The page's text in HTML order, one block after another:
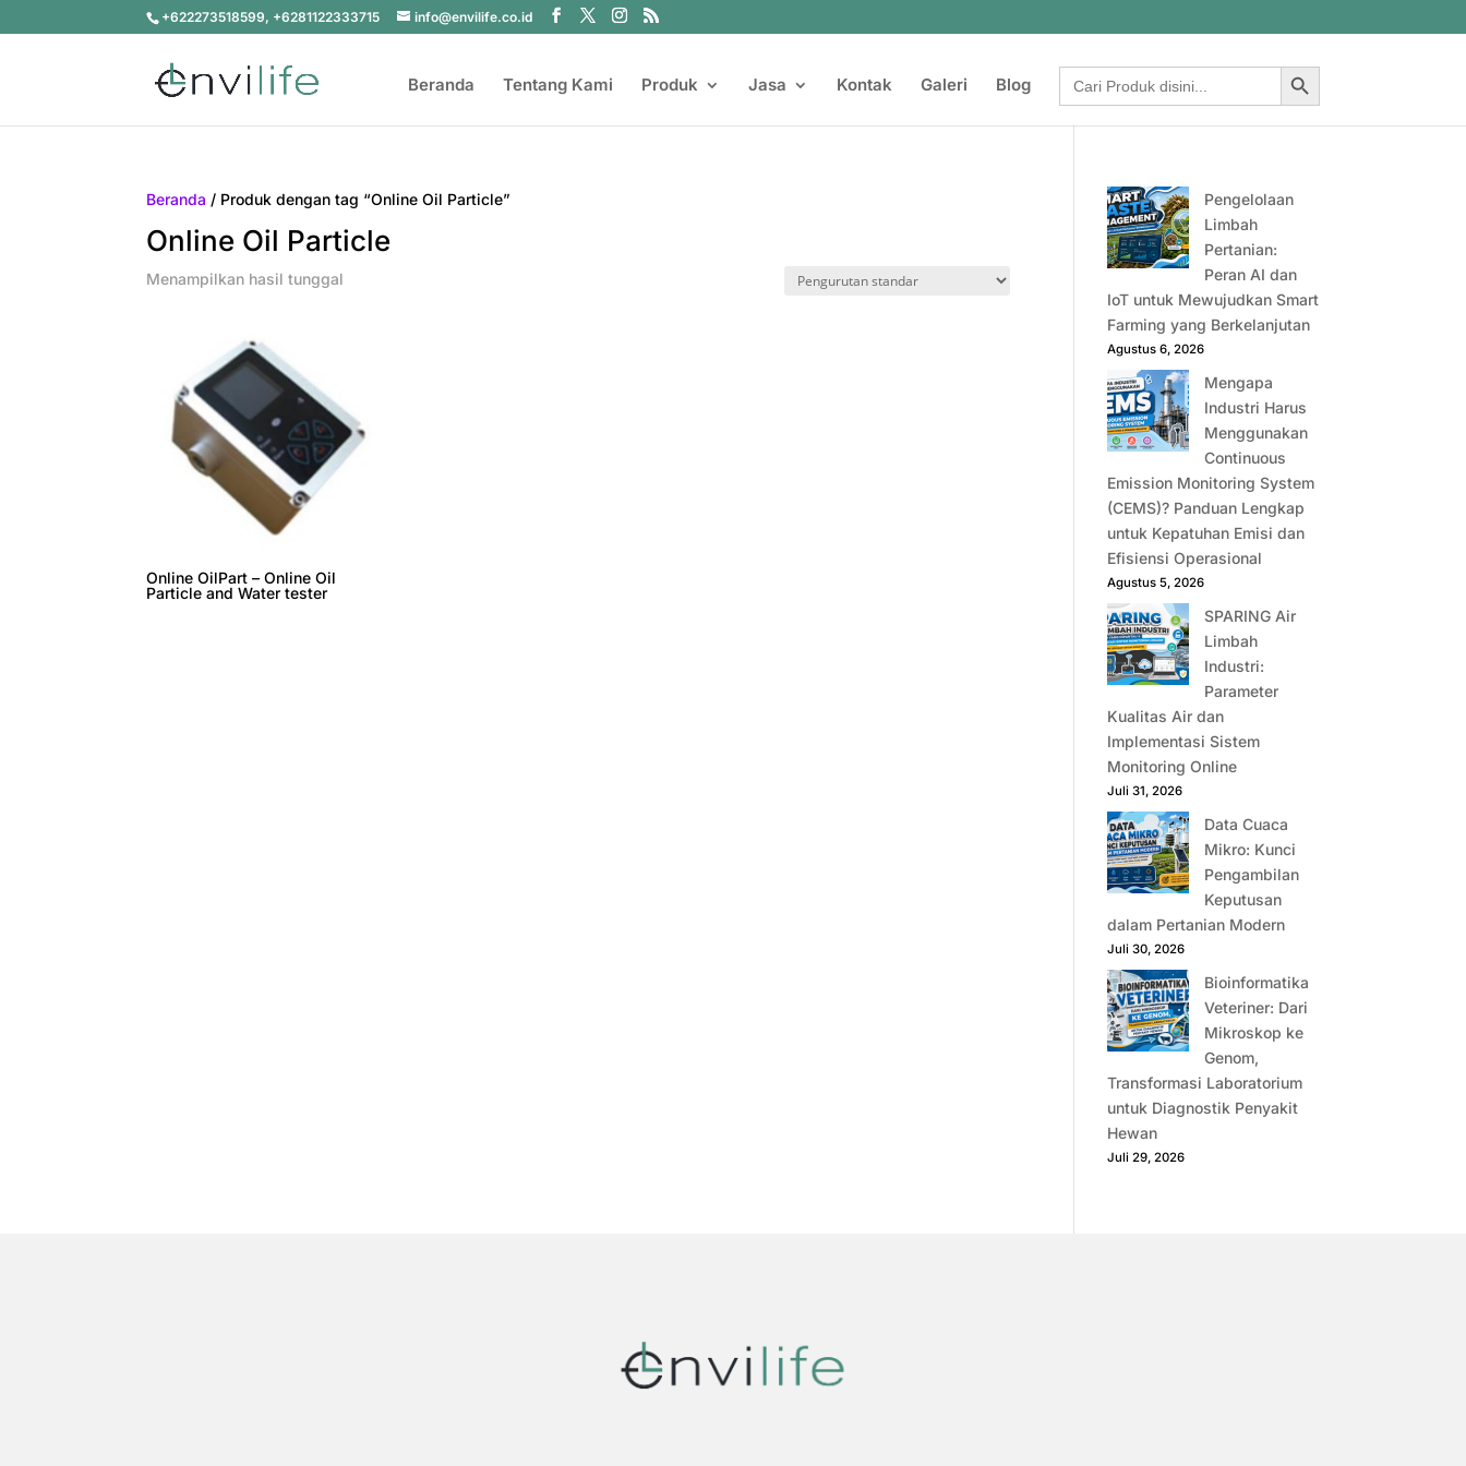
+622273518599, +6281122333715 info@envilife.co.id
Beranda Tentang Kami Produk Jasa Kontak Galeri Blog
Search
for:
Search Button
Beranda / Produk dengan tag “Online Oil Particle”
Online Oil Particle
Menampilkan hasil tunggal
Online OilPart – Online Oil
Particle and Water tester
Pengelolaan
Limbah
Pertanian:
Peran AI dan
IoT untuk Mewujudkan Smart
Farming yang Berkelanjutan
Agustus 6, 2026
Mengapa
Industri Harus
Menggunakan
Continuous
Emission Monitoring System
(CEMS)? Panduan Lengkap
untuk Kepatuhan Emisi dan
Efisiensi Operasional
Agustus 5, 2026
SPARING Air
Limbah
Industri:
Parameter
Kualitas Air dan
Implementasi Sistem
Monitoring Online
Juli 31, 2026
Data Cuaca
Mikro: Kunci
Pengambilan
Keputusan
dalam Pertanian Modern
Juli 30, 2026
Bioinformatika
Veteriner: Dari
Mikroskop ke
Genom,
Transformasi Laboratorium
untuk Diagnostik Penyakit
Hewan
Juli 29, 2026